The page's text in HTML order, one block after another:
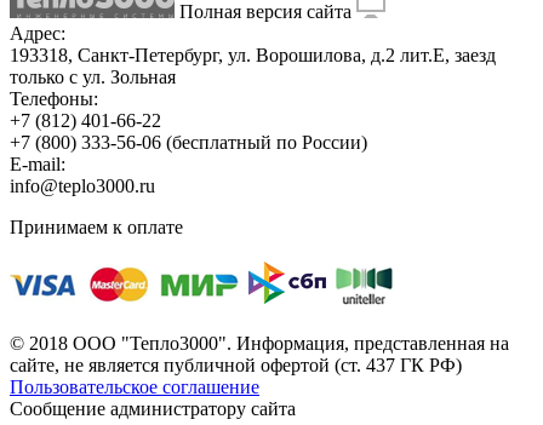
Полная версия сайта
Адрес:
193318, Санкт-Петербург, ул. Ворошилова, д.2 лит.Е, заезд
только с ул. Зольная
Телефоны:
+7 (812) 401-66-22
+7 (800) 333-56-06 (бесплатный по России)
E-mail:
info@teplo3000.ru
Принимаем к оплате
© 2018 ООО "Тепло3000". Информация, представленная на
сайте, не является публичной офертой (ст. 437 ГК РФ)
Пользовательское соглашение
Сообщение администратору сайта